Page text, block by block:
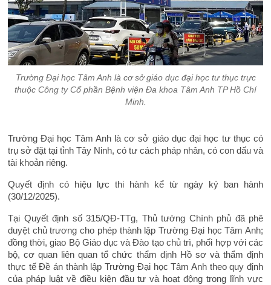
Trường Đại học Tâm Anh là cơ sở giáo dục đại học tư thục trực
thuộc Công ty Cổ phần Bệnh viện Đa khoa Tâm Anh TP Hồ Chí
Minh.
Trường Đại học Tâm Anh là cơ sở giáo dục đại học tư thục có
trụ sở đặt tại tỉnh Tây Ninh, có tư cách pháp nhân, có con dấu và
tài khoản riêng.
Quyết định có hiệu lực thi hành kể từ ngày ký ban hành
(30/12/2025).
Tại Quyết định số 315/QĐ-TTg, Thủ tướng Chính phủ đã phê
duyệt chủ trương cho phép thành lập Trường Đại học Tâm Anh;
đồng thời, giao Bộ Giáo dục và Đào tạo chủ trì, phối hợp với các
bộ, cơ quan liên quan tổ chức thẩm định Hồ sơ và thẩm định
thực tế Đề án thành lập Trường Đại học Tâm Anh theo quy định
của pháp luật về điều kiện đầu tư và hoạt động trong lĩnh vực